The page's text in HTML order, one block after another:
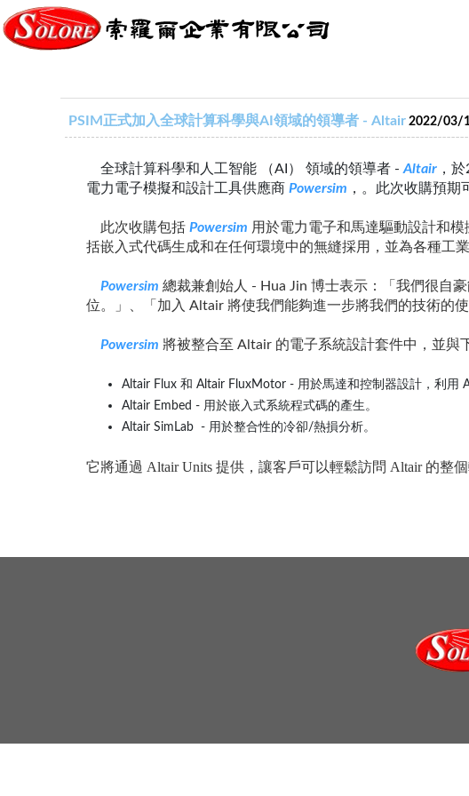
PSIM正式加入全球計算科學與AI領域的領導者 - Altair2022/03/
全球計算科學和人工智能 （AI） 領域的領導者 - Altair，於
電力電子模擬和設計工具供應商 Powersim ，。此次收購預期
此次收購包括 Powersim 用於電力電子和馬達驅動設計和
括嵌入式代碼生成和在任何環境中的無縫採用，並為各種工
Powersim 總裁兼創始人 - Hua Jin 博士表示：「我們很自
位。」、「加入 Altair 將使我們能夠進一步將我們的技術的
Powersim 將被整合至 Altair 的電子系統設計套件中，並與
Altair Flux 和 Altair FluxMotor - 用於馬達和控制器設計，利用
Altair Embed - 用於嵌入式系統程式碼的產生。
Altair SimLab - 用於整合性的冷卻/熱損分析。
它將通過 Altair Units 提供，讓客戶可以輕鬆訪問 Altair 的整個